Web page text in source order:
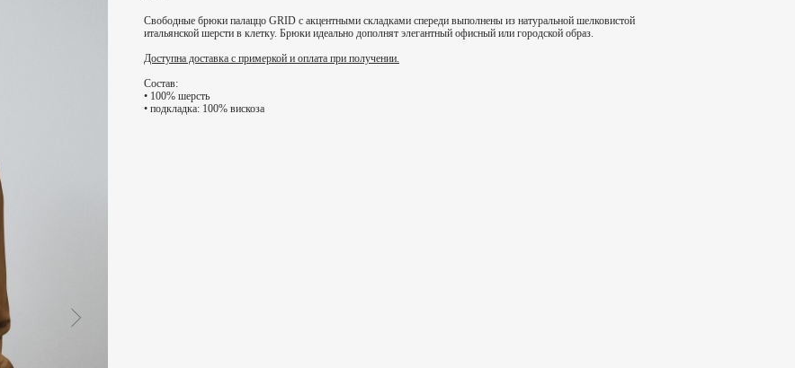
Свободные брюки палаццо GRID с акцентными складками спереди выполнены из натуральной шелковистой
итальянской шерсти в клетку. Брюки идеально дополнят элегантный офисный или городской образ.
Доступна доставка с примеркой и оплата при получении.
Состав:
• 100% шерсть
• подкладка: 100% вискоза